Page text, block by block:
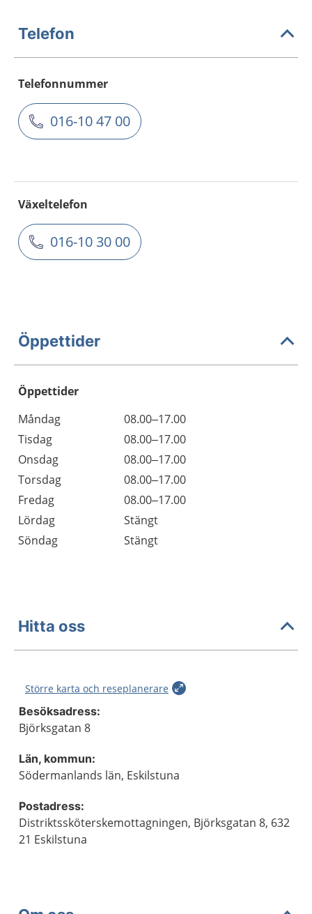
Telefon
Telefonnummer
016-10 47 00
Växeltelefon
016-10 30 00
Öppettider
Öppettider
Dag
Öppettider
Kommentarer
Måndag
08.00–17.00
Tisdag
08.00–17.00
Onsdag
08.00–17.00
Torsdag
08.00–17.00
Fredag
08.00–17.00
Lördag
Stängt
Söndag
Stängt
Hitta oss
Större karta och reseplanerare
Besöksadress:
Björksgatan 8
Län, kommun:
Södermanlands län, Eskilstuna
Postadress:
Distriktssköterskemottagningen, Björksgatan 8, 632
21 Eskilstuna